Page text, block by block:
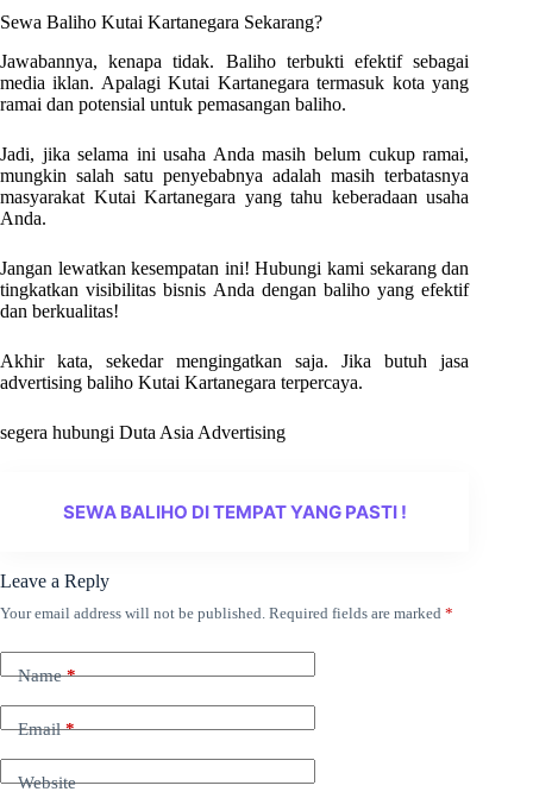
Sewa Baliho Kutai Kartanegara Sekarang?
Jawabannya, kenapa tidak. Baliho terbukti efektif sebagai
media iklan. Apalagi Kutai Kartanegara termasuk kota yang
ramai dan potensial untuk pemasangan baliho.
Jadi, jika selama ini usaha Anda masih belum cukup ramai,
mungkin salah satu penyebabnya adalah masih terbatasnya
masyarakat Kutai Kartanegara yang tahu keberadaan usaha
Anda.
Jangan lewatkan kesempatan ini! Hubungi kami sekarang dan
tingkatkan visibilitas bisnis Anda dengan baliho yang efektif
dan berkualitas!
Akhir kata, sekedar mengingatkan saja. Jika butuh jasa
advertising baliho Kutai Kartanegara terpercaya.
segera hubungi Duta Asia Advertising
SEWA BALIHO DI TEMPAT YANG PASTI !
Leave a Reply
Your email address will not be published. Required fields are marked *
Name*
Email*
Website